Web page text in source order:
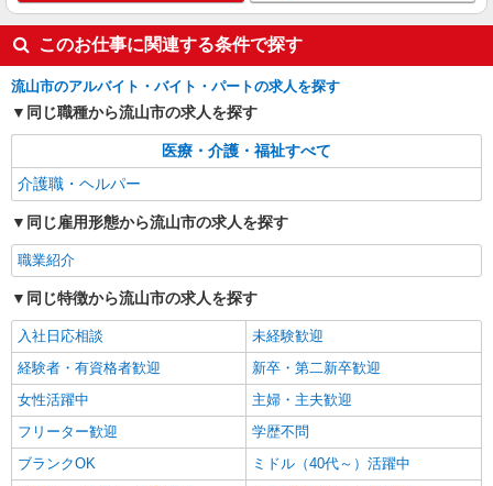
このお仕事に関連する条件で探す
流山市のアルバイト・バイト・パートの求人を探す
同じ職種から流山市の求人を探す
医療・介護・福祉すべて
介護職・ヘルパー
同じ雇用形態から流山市の求人を探す
職業紹介
同じ特徴から流山市の求人を探す
入社日応相談
未経験歓迎
経験者・有資格者歓迎
新卒・第二新卒歓迎
女性活躍中
主婦・主夫歓迎
フリーター歓迎
学歴不問
ブランクOK
ミドル（40代～）活躍中